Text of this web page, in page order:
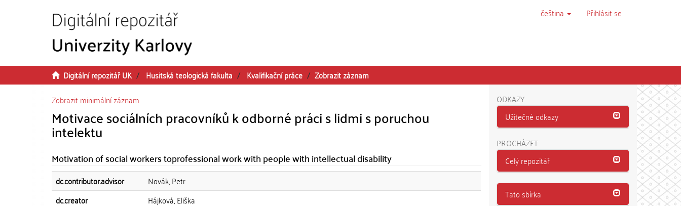
čeština Přihlásit se
Digitální repozitář UK Husitská teologická fakulta Kvalifikační práce
Zobrazit záznam
Zobrazit minimální záznam
Motivace sociálních pracovníků k odborné práci s lidmi s poruchou
intelektu
Motivation of social workers toprofessional work with people with intellectual disability
dc.contributor.advisor
Novák, Petr
dc.creator
Hájková, Eliška
ODKAZY
Užitečné odkazy
PROCHÁZET
Celý repozitář
Tato sbírka